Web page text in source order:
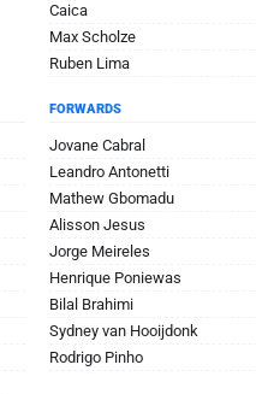
Caica
Max Scholze
Ruben Lima
FORWARDS
Jovane Cabral
Leandro Antonetti
Mathew Gbomadu
Alisson Jesus
Jorge Meireles
Henrique Poniewas
Bilal Brahimi
Sydney van Hooijdonk
Rodrigo Pinho